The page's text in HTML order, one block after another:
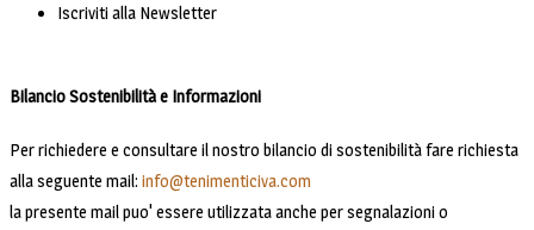
Iscriviti alla Newsletter
Bilancio Sostenibilità e Informazioni
Per richiedere e consultare il nostro bilancio di sostenibilità fare richiesta
alla seguente mail: info@tenimenticiva.com
la presente mail puo' essere utilizzata anche per segnalazioni o